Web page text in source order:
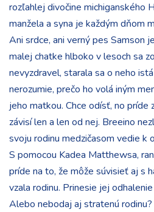
rozľahlej divočine michiganského
manžela a syna je každým dňom
Ani srdce, ani verný pes Samson
malej chatke hlboko v lesoch sa
nevyzdravel, starala sa o neho
nerozumie, prečo ho volá iným
jeho matkou. Chce odísť, no príde
závisí len a len od nej. Breeino
svoju rodinu medzičasom vedie k
S pomocou Kadea Matthewsa,
príde na to, že môže súvisieť aj s
vzala rodinu. Prinesie jej
Alebo nebodaj aj stratenú rodinu?